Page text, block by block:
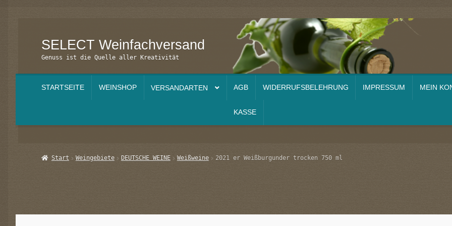
Zur
Zum
SELECT Weinfachversand
Genuss ist die Quelle aller Kreativität
STARTSEITE WEINSHOP VERSANDARTEN AGB WIDERRUFSBELEHRUNG IMPRESSUM MEIN
KASSE
Warenkorb Widerrufsbelehrung Zahlungsarten
Start Weingebiete DEUTSCHE WEINE Weißweine 2021 er Weißburgunder trocken 750 ml